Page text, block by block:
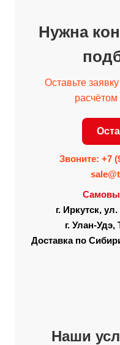
Нужна
Оставьте
Звоните: +7
г. Иркутск,
г. Улан-Удэ,
Доставка по
Наши